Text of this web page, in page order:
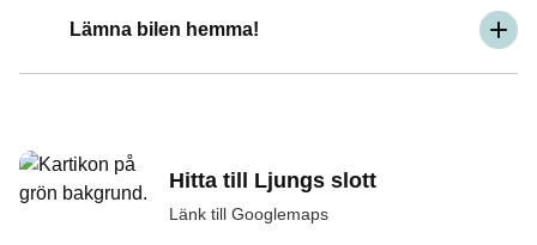
Lämna bilen hemma!
Hitta till Ljungs slott
Länk till Googlemaps